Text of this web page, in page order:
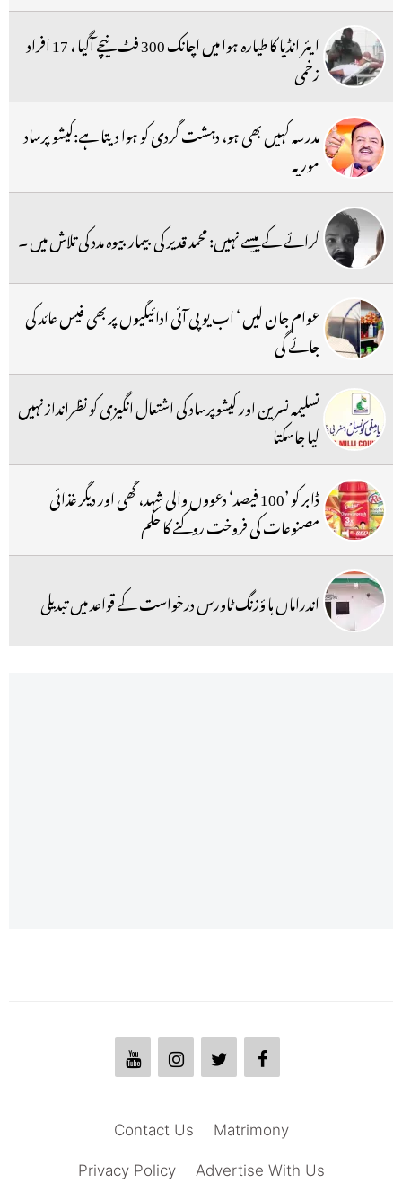
ایئر انڈیا کا طیارہ ہوا میں اچانک 300 فٹ نیچے آگیا ، 17 افراد
زخمی
مدرسہ کہیں بھی ہو، دہشت گردی کو ہوا دیتا ہے:کیشو پرساد
موریہ
کرائے کے پیسے نہیں: محمد قدیر کی بیمار بیوہ مدد کی تلاش میں ۔
عوام جان لیں ‘ اب یو پی آئی ادائیگیوں پر بھی فیس عائد کی
جائے گی
تسلیمہ نسرین اور کیشوپرساد کی اشتعال انگیزی کو نظرانداز نہیں
کیا جاسکتا
ڈابر کو ’100 فیصد‘ دعووں والی شہد، گھی اور دیگر غذائی
مصنوعات کی فروخت روکنے کا حکم
اندراماں ہا ؤزنگ ٹاورس درخواست کے قواعد میں تبدیلی
Matrimony
Contact Us
Advertise With Us
Privacy Policy